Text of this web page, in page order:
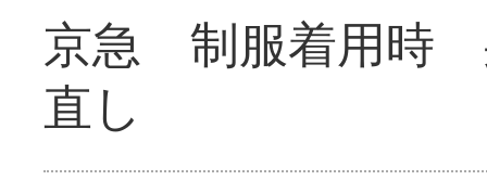
京急 制服着用時
直し